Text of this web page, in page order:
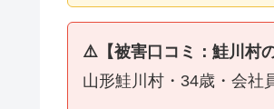
⚠️【被害口コミ：鮭川村
山形鮭川村・34歳・会社